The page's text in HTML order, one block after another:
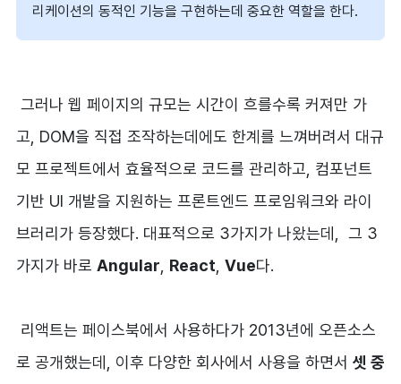
리케이션의 동적인 기능을 구현하는데 중요한 역할을 한다.
그러나 웹 페이지의 규모는 시간이 흐를수록 커져만 가
고, DOM을 직접 조작하는데에도 한계를 느껴버려서 대규
모 프로젝트에서 효율적으로 코드를 관리하고, 컴포넌트
기반 UI 개발을 지원하는 프론트엔드 프로임워크와 라이
브러리가 등장했다. 대표적으로 3가지가 나왔는데, 그 3
가지가 바로 Angular, React, Vue다.
리액트는 페이스북에서 사용하다가 2013년에 오픈소스
로 공개했는데, 이후 다양한 회사에서 사용을 하면서 셋 중